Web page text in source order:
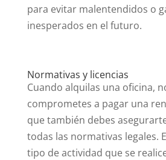
para evitar malentendidos o
inesperados en el futuro.
Normativas y licencias
Cuando alquilas una oficina,
comprometes a pagar una
que también debes
todas las normativas legales.
tipo de actividad que se